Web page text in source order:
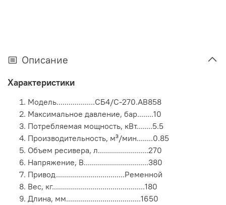
Описание
Характеристики
Модель...................СБ4/С-270.AB858
Максимальное давление, бар........10
Потребляемая мощность, кВт........5.5
Производительность, м³/мин........0.85
Объем ресивера, л.........................270
Напряжение, В................................380
Привод..................................Ременной
Вес, кг..............................................180
Длина, мм.....................................1650